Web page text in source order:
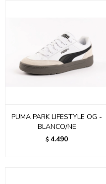
PUMA PARK LIFESTYLE OG -
BLANCO/NE
$ 4.490